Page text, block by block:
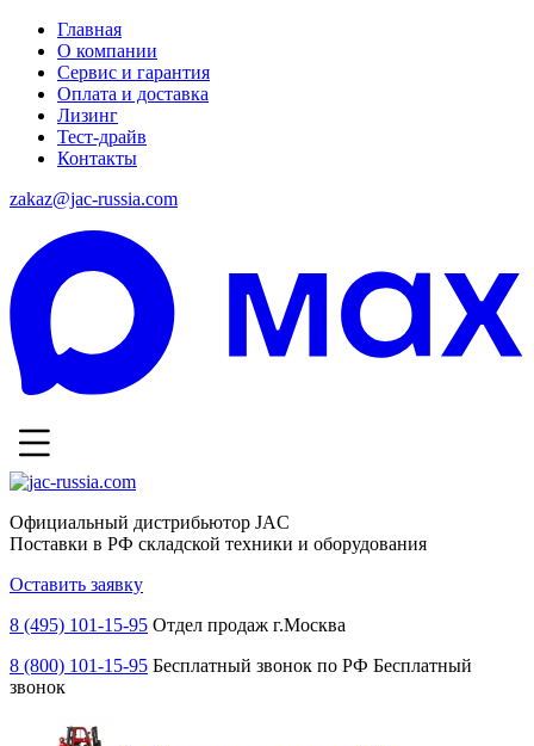
Главная
О компании
Сервис и гарантия
Оплата и доставка
Лизинг
Тест-драйв
Контакты
zakaz@jac-russia.com
Официальный дистрибьютор JAC
Поставки в РФ складской техники и оборудования
Оставить заявку
8 (495) 101-15-95 Отдел продаж г.Москва
8 (800) 101-15-95 Бесплатный звонок по РФ Бесплатный
звонок